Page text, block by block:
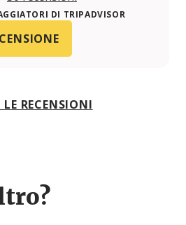
DI TRIPADVISOR
LE RECENSIONI